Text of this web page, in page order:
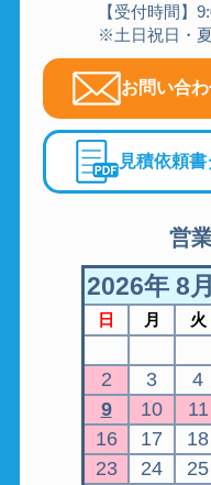
【受付時間】
※土日祝日・
お問い合
見積依頼書
営
2026年 8月
日 月 火
2
3 4
9
10 11
16
17 18
23
24 25